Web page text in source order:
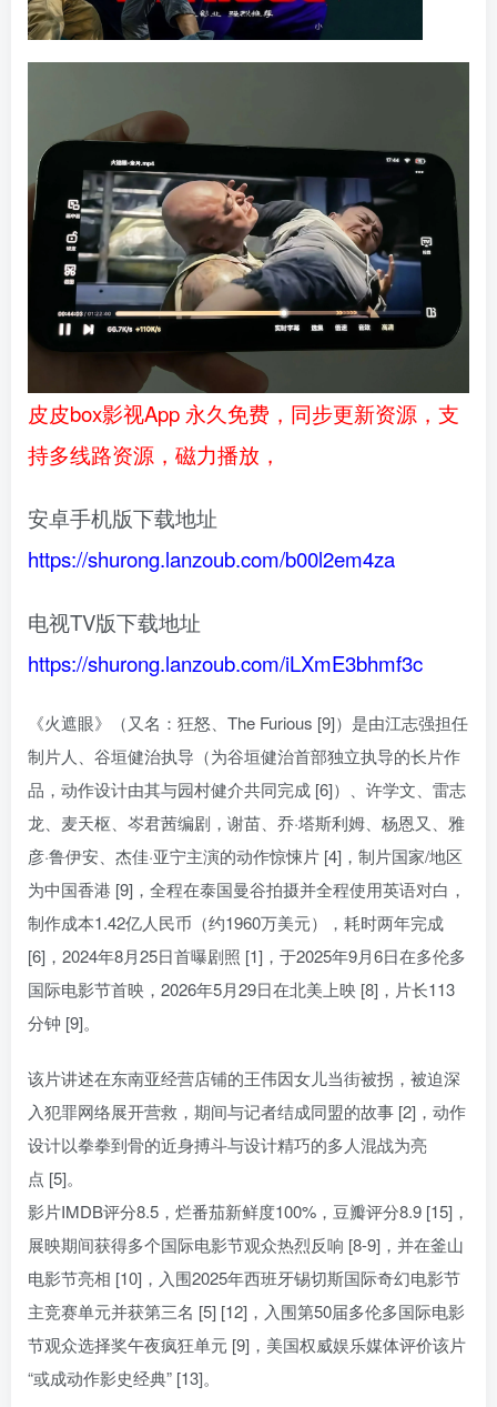
皮皮box影视App 永久免费，同步更新资源，支
持多线路资源，磁力播放，
安卓手机版下载地址
https://shurong.lanzoub.com/b00l2em4za
电视TV版下载地址
https://shurong.lanzoub.com/iLXmE3bhmf3c
《火遮眼》（又名：狂怒、The Furious [9]）是由江志强担任
制片人、谷垣健治执导（为谷垣健治首部独立执导的长片作
品，动作设计由其与园村健介共同完成 [6]）、许学文、雷志
龙、麦天枢、岑君茜编剧，谢苗、乔·塔斯利姆、杨恩又、雅
彦·鲁伊安、杰佳·亚宁主演的动作惊悚片 [4]，制片国家/地区
为中国香港 [9]，全程在泰国曼谷拍摄并全程使用英语对白，
制作成本1.42亿人民币（约1960万美元），耗时两年完成
[6]，2024年8月25日首曝剧照 [1]，于2025年9月6日在多伦多
国际电影节首映，2026年5月29日在北美上映 [8]，片长113
分钟 [9]。
该片讲述在东南亚经营店铺的王伟因女儿当街被拐，被迫深
入犯罪网络展开营救，期间与记者结成同盟的故事 [2]，动作
设计以拳拳到骨的近身搏斗与设计精巧的多人混战为亮
点 [5]。
影片IMDB评分8.5，烂番茄新鲜度100%，豆瓣评分8.9 [15]，
展映期间获得多个国际电影节观众热烈反响 [8-9]，并在釜山
电影节亮相 [10]，入围2025年西班牙锡切斯国际奇幻电影节
主竞赛单元并获第三名 [5] [12]，入围第50届多伦多国际电影
节观众选择奖午夜疯狂单元 [9]，美国权威娱乐媒体评价该片
“或成动作影史经典” [13]。